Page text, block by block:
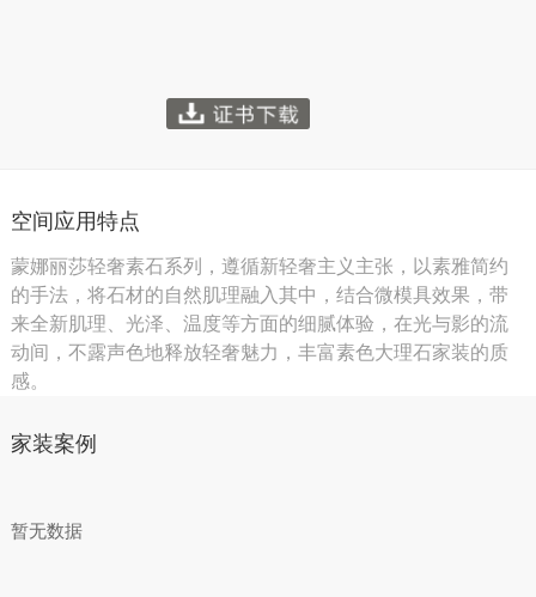
空间应用特点
蒙娜丽莎轻奢素石系列，遵循新轻奢主义主张，以素雅简约
的手法，将石材的自然肌理融入其中，结合微模具效果，带
来全新肌理、光泽、温度等方面的细腻体验，在光与影的流
动间，不露声色地释放轻奢魅力，丰富素色大理石家装的质
感。
家装案例
暂无数据